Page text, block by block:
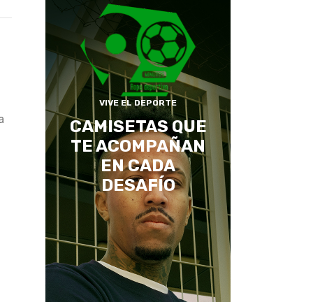
VIVE EL DEPORTE
CAMISETAS QUE
TE ACOMPAÑAN
EN CADA
DESAFÍO